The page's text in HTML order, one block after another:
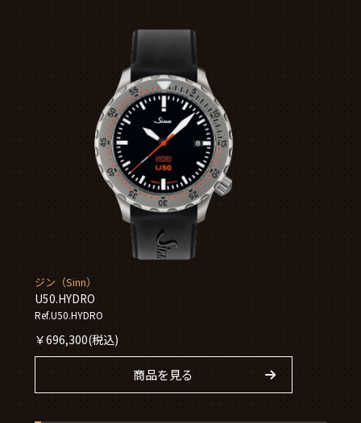
ジン（Sinn）
U50.HYDRO
Ref.U50.HYDRO
￥696,300(税込)
商品を見る